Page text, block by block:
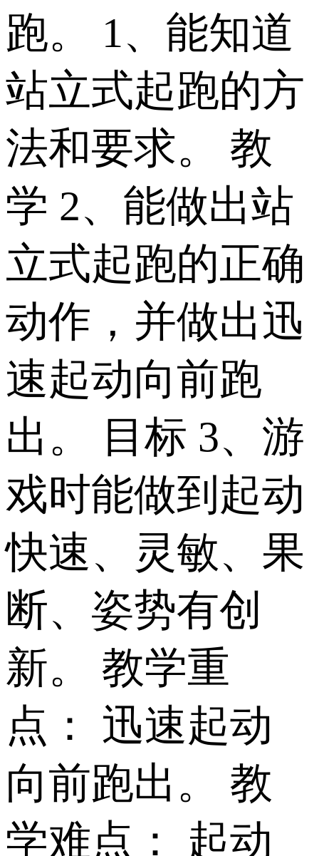
跑。 1、能知道
站立式起跑的方
法和要求。 教
学 2、能做出站
立式起跑的正确
动作，并做出迅
速起动向前跑
出。 目标 3、游
戏时能做到起动
快速、灵敏、果
断、姿势有创
新。 教学重
点： 迅速起动
向前跑出。 教
学难点： 起动